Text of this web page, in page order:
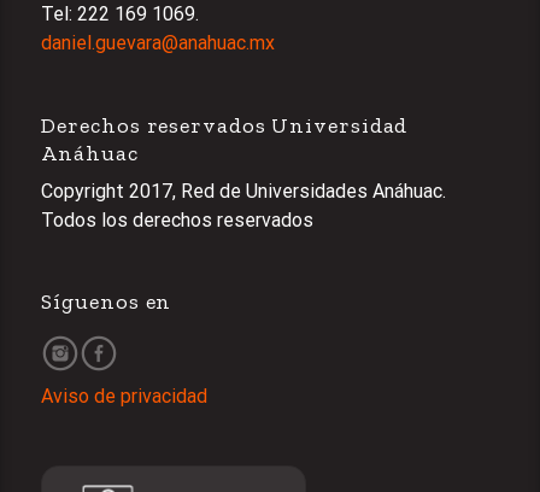
Tel: 222 169 1069.
daniel.guevara@anahuac.mx
Derechos reservados Universidad
Anáhuac
Copyright 2017, Red de Universidades Anáhuac.
Todos los derechos reservados
Síguenos en
Aviso de privacidad